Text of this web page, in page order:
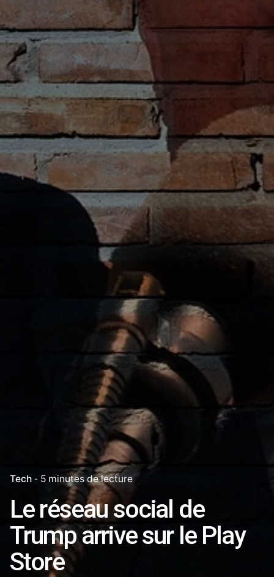
Tech 5 minutes de lecture
Le réseau social de
Trump arrive sur le Play
Store